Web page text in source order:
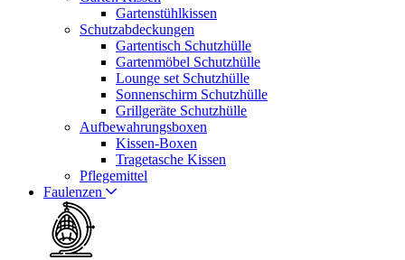
Gartenstühlkissen
Schutzabdeckungen
Gartentisch Schutzhülle
Gartenmöbel Schutzhülle
Lounge set Schutzhülle
Sonnenschirm Schutzhülle
Grillgeräte Schutzhülle
Aufbewahrungsboxen
Kissen-Boxen
Tragetasche Kissen
Pflegemittel
Faulenzen